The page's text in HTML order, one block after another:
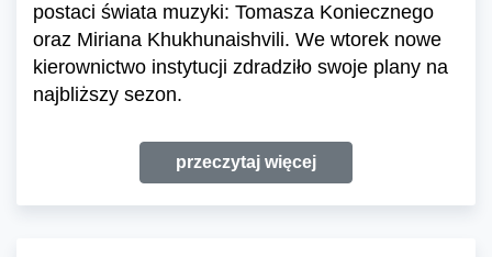
postaci świata muzyki: Tomasza Koniecznego
oraz Miriana Khukhunaishvili. We wtorek nowe
kierownictwo instytucji zdradziło swoje plany na
najbliższy sezon.
przeczytaj więcej